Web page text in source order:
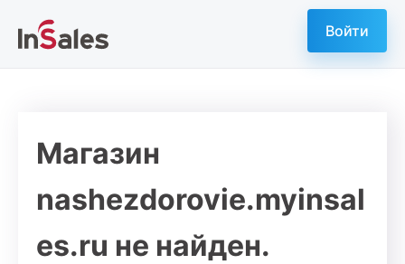
Войти
Магазин
nashezdorovie.myinsal
es.ru не найден.